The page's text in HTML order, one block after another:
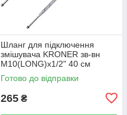
Шланг для підключення
змішувача KRONER зв-вн
M10(LONG)x1/2" 40 см
297361 CV036710
Готово до відправки
265 ₴